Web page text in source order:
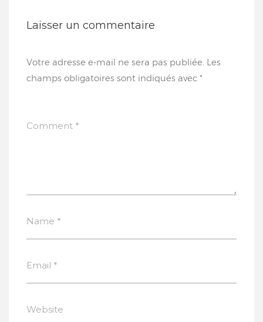
Laisser un commentaire
Votre adresse e-mail ne sera pas publiée. Les
champs obligatoires sont indiqués avec *